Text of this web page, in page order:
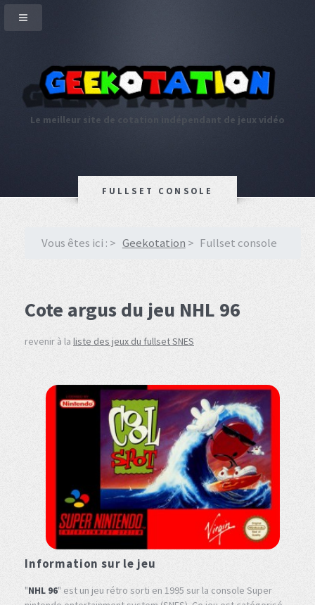
Le meilleur site de cotation indépendant de jeux vidéo
FULLSET CONSOLE
Vous êtes ici : Geekotation Fullset console
Cote argus du jeu NHL 96
revenir à la liste des jeux du fullset SNES
Information sur le jeu
"NHL 96" est un jeu rétro sorti en 1995 sur la console Super